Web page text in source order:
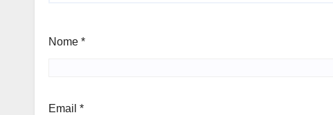
Nome *
Email *